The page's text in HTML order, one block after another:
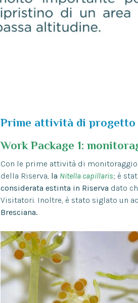
Prime attività di progetto
Work Package 1:
Con le prime attività di
della Riserva, la Nitella capillaris; è
considerata estinta in Riserva dato
Visitatori. Inoltre, è stato siglato un
Bresciana.